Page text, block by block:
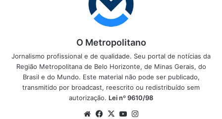
O Metropolitano
Jornalismo profissional e de qualidade. Seu portal de notícias da
Região Metropolitana de Belo Horizonte, de Minas Gerais, do
Brasil e do Mundo. Este material não pode ser publicado,
transmitido por broadcast, reescrito ou redistribuído sem
autorização. Lei nº 9610/98
WebsiteFacebook
X YouTube